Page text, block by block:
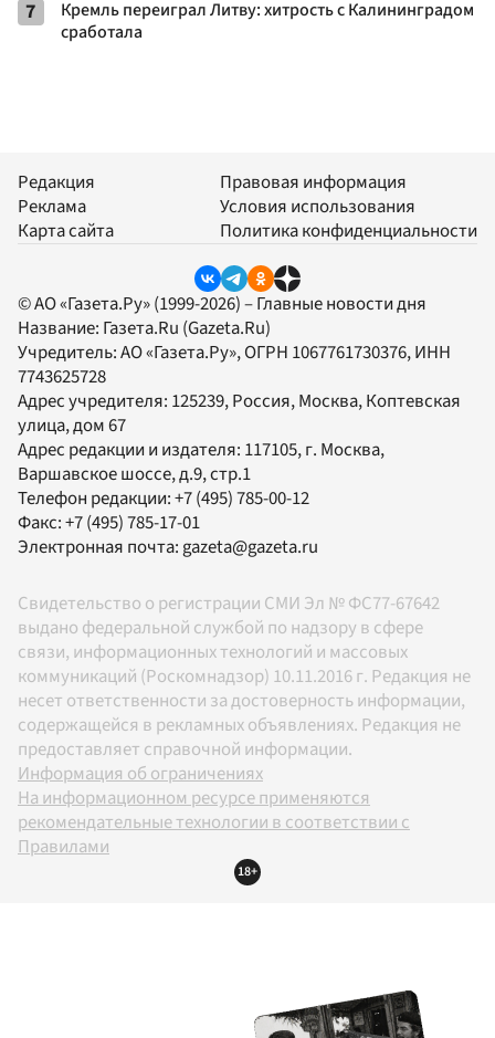
7
Кремль переиграл Литву: хитрость с Калининградом
сработала
Редакция
Реклама
Карта сайта
Правовая информация
Условия использования
Политика конфиденциальности
© АО «Газета.Ру» (1999-2026) – Главные новости дня
Название: Газета.Ru (Gazeta.Ru)
Учредитель:АО «Газета.Ру», ОГРН 1067761730376, ИНН
7743625728
Адрес учредителя: 125239, Россия, Москва, Коптевская
улица, дом 67
Адрес редакции и издателя: 117105, г. Москва,
Варшавское шоссе, д.9, стр.1
Телефон редакции:+7 (495) 785-00-12
Факс:+7 (495) 785-17-01
Электронная почта: gazeta@gazeta.ru
Свидетельство о регистрации СМИ Эл № ФС77-67642
выдано федеральной службой по надзору в сфере
связи, информационных технологий и массовых
коммуникаций (Роскомнадзор) 10.11.2016 г. Редакция не
несет ответственности за достоверность информации,
содержащейся в рекламных объявлениях. Редакция не
предоставляет справочной информации.
Информация об ограничениях
На информационном ресурсе применяются
рекомендательные технологии в соответствии с
Правилами
18+